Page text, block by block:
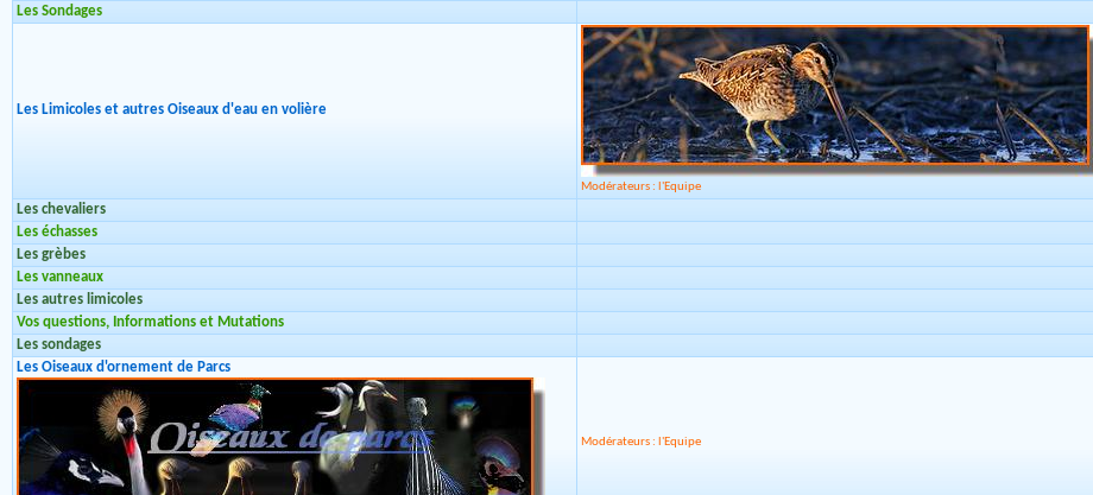
Les Sondages
Les Limicoles et autres Oiseaux d'eau en volière
Modérateurs : l'Equipe
Les chevaliers
Les échasses
Les grèbes
Les vanneaux
Les autres limicoles
Vos questions, Informations et Mutations
Les sondages
Les Oiseaux d'ornement de Parcs
Modérateurs : l'Equipe